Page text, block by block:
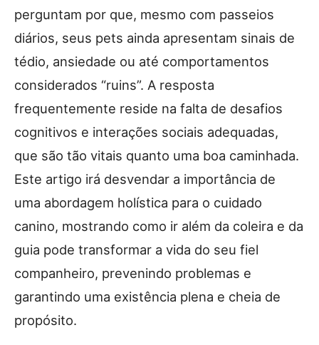
perguntam por que, mesmo com passeios
diários, seus pets ainda apresentam sinais de
tédio, ansiedade ou até comportamentos
considerados “ruins”. A resposta
frequentemente reside na falta de desafios
cognitivos e interações sociais adequadas,
que são tão vitais quanto uma boa caminhada.
Este artigo irá desvendar a importância de
uma abordagem holística para o cuidado
canino, mostrando como ir além da coleira e da
guia pode transformar a vida do seu fiel
companheiro, prevenindo problemas e
garantindo uma existência plena e cheia de
propósito.